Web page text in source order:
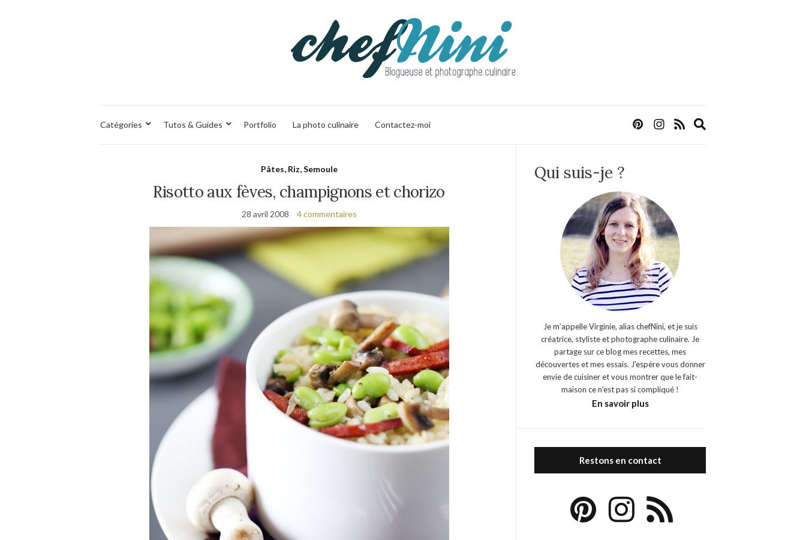
Catégories Tutos & Guides Portfolio La photo culinaire Contactez-moi
Pâtes, Riz, Semoule
Risotto aux fèves, champignons et chorizo
28 avril 2008 4 commentaires
Qui suis-je ?
Je m’appelle Virginie, alias chefNini, et je suis
créatrice, styliste et photographe culinaire. Je
partage sur ce blog mes recettes, mes
découvertes et mes essais. J'espère vous donner
envie de cuisiner et vous montrer que le fait-
maison ce n'est pas si compliqué !
En savoir plus
Restons en contact